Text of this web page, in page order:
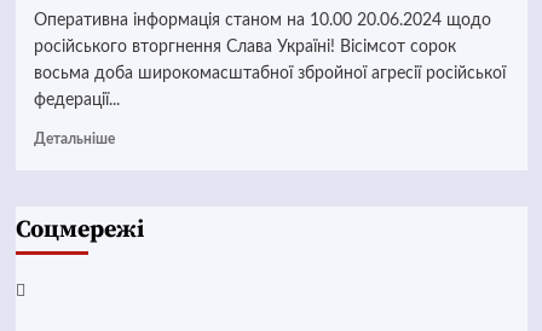
Оперативна інформація станом на 10.00 20.06.2024 щодо
російського вторгнення Слава Україні! Вісімсот сорок
восьма доба широкомасштабної збройної агресії російської
федерації...
Детальніше
Соцмережі
Facebook